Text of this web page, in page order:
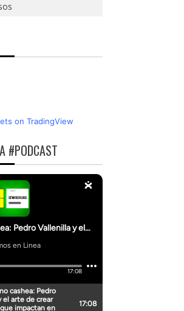
on TradingView
#PODCAST